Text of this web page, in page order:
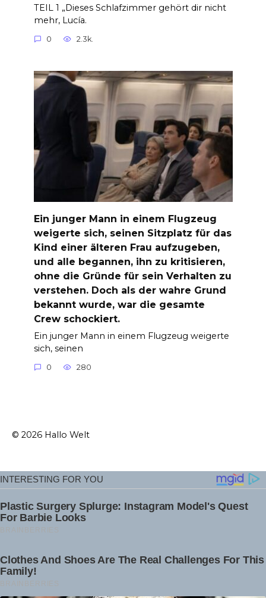
TEIL 1 „Dieses Schlafzimmer gehört dir nicht
mehr, Lucía.
0 2.3k.
Ein junger Mann in einem Flugzeug
weigerte sich, seinen Sitzplatz für das
Kind einer älteren Frau aufzugeben,
und alle begannen, ihn zu kritisieren,
ohne die Gründe für sein Verhalten zu
verstehen. Doch als der wahre Grund
bekannt wurde, war die gesamte
Crew schockiert.
Ein junger Mann in einem Flugzeug weigerte
sich, seinen
0 280
© 2026 Hallo Welt